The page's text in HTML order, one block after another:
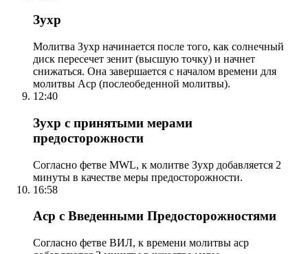
Зухр
Молитва Зухр начинается после того, как солнечный
диск пересечет зенит (высшую точку) и начнет
снижаться. Она завершается с началом времени для
молитвы Аср (послеобеденной молитвы).
12:40
Зухр с принятыми мерами
предосторожности
Согласно фетве MWL, к молитве Зухр добавляется 2
минуты в качестве меры предосторожности.
16:58
Аср с Введенными Предосторожностями
Согласно фетве ВИЛ, к времени молитвы аср